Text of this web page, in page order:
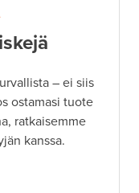
– ei siis
ostamasi tuote
ratkaisemme
kanssa.